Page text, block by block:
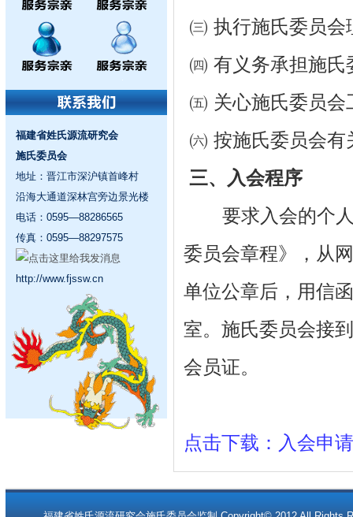
福建省姓氏源流研究会
施氏委员会
地址：晋江市深沪镇首峰村
沿海大通道深林宫旁边景光楼
电话：0595—88286565
传真：0595—88297575
http://www.fjssw.cn
㈢ 执行施氏委员
㈣ 有义务承担施
㈤ 关心施氏委员
㈥ 按施氏委员会
三、入会程序
要求入会的个人
委员会章程》，从
单位公章后，用信
室。施氏委员会接
会员证。
点击下载：入会申